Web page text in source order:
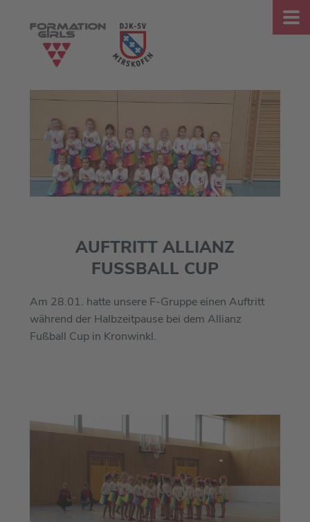
AUFTRITT ALLIANZ
FUSSBALL CUP
Am 28.01. hatte unsere F-Gruppe einen Auftritt
während der Halbzeitpause bei dem Allianz
Fußball Cup in Kronwinkl.